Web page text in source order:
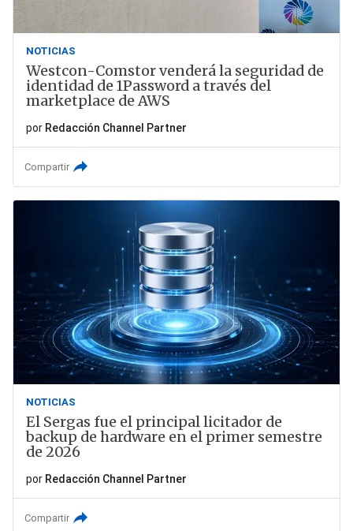
NOTICIAS
Westcon-Comstor venderá la seguridad de
identidad de 1Password a través del
marketplace de AWS
por Redacción Channel Partner
Compartir
NOTICIAS
El Sergas fue el principal licitador de
backup de hardware en el primer semestre
de 2026
por Redacción Channel Partner
Compartir